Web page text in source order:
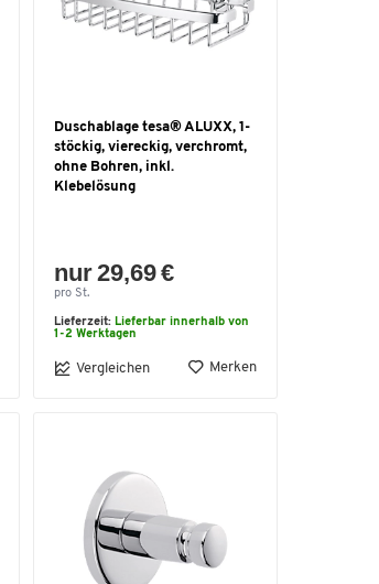
Duschablage tesa® ALUXX, 1-
stöckig, viereckig, verchromt,
ohne Bohren, inkl.
Klebelösung
nur 29,69 €
pro St.
Lieferzeit: Lieferbar innerhalb von
1-2 Werktagen
Vergleichen Merken